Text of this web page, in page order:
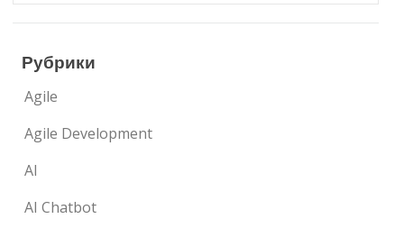
Рубрики
Agile
Agile Development
AI
AI Chatbot